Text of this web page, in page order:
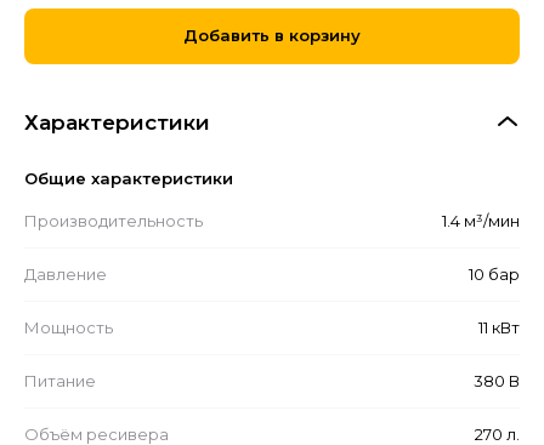
Добавить в корзину
Характеристики
Общие характеристики
Производительность 1.4 м³/мин
Давление 10 бар
Мощность 11 кВт
Питание 380 В
Объём ресивера 270 л.